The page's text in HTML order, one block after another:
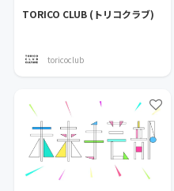
TORICO CLUB (トリコクラブ)
toricoclub